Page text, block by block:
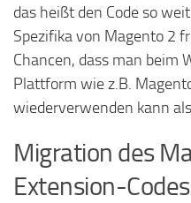
das heißt den Code so
Spezifika von Magento 2
Chancen, dass man beim
Plattform wie z.B.
wiederverwenden kann
Migration des
Extension-Codes